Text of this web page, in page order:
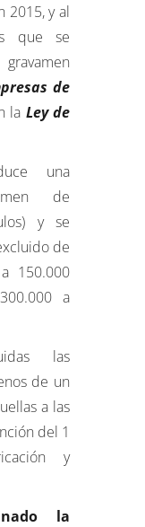
2015, y al
que se
de
la Ley de
una
de
y se
de
150.000
a
las
de un
a las
del 1
y
la